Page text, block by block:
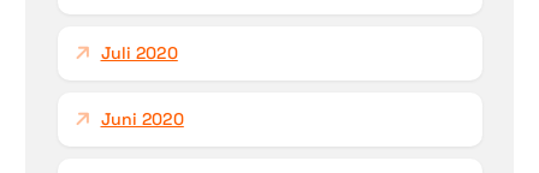
Juli 2020
Juni 2020